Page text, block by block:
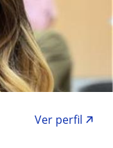
Ver perfil